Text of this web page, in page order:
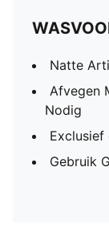
Natte
Afvegen
Nodig
Gebruik